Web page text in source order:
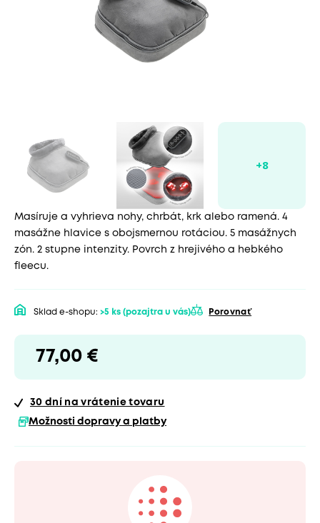
Masíruje a vyhrieva nohy, chrbát, krk alebo ramená. 4
masážne hlavice s obojsmernou rotáciou. 5 masážnych
zón. 2 stupne intenzity. Povrch z hrejivého a hebkého
fleecu.
Sklad e-shopu: >5 ks (pozajtra u vás) Porovnať
77,00 €
30 dní na vrátenie tovaru
Možnosti dopravy a platby